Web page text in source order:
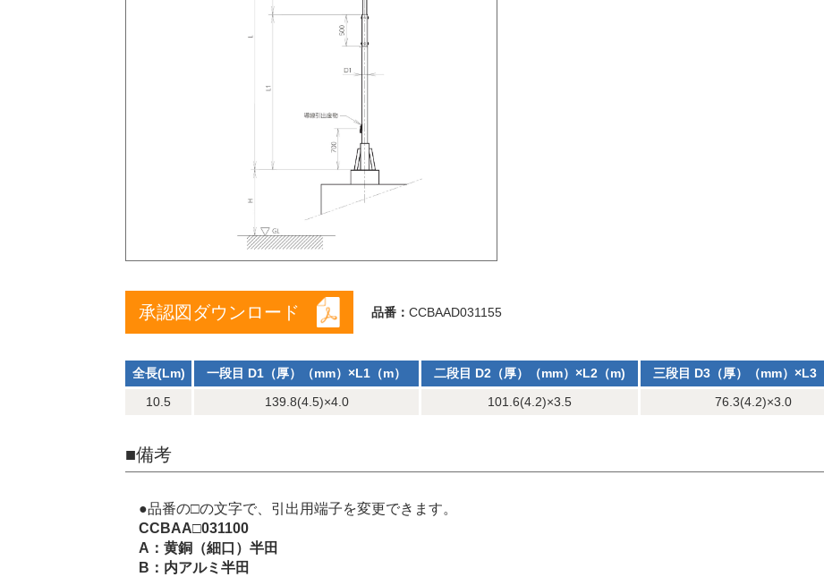
承認図ダウンロード 品番： CCBAAD031155
全長(Lm) 一段目 D1（厚）（mm）×L1（m） 二段目 D2（厚）（mm）×L2（m) 三段目 D3（厚）（mm）×L3
10.5
139.8(4.5)×4.0 101.6(4.2)×3.5 76.3(4.2)×3.0
■備考
●品番の□の文字で、引出用端子を変更できます。
CCBAA□031100
A：黄銅（細口）半田
B：内アルミ半田